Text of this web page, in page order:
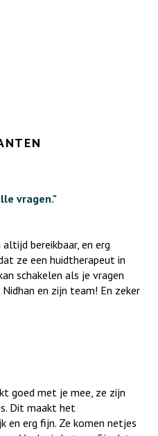
vragen."
bereikbaar, en erg
ze een huidtherapeut in
schakelen als je vragen
en zijn team! En zeker
goed met je mee, ze zijn
Dit maakt het
en erg fijn. Ze komen netjes